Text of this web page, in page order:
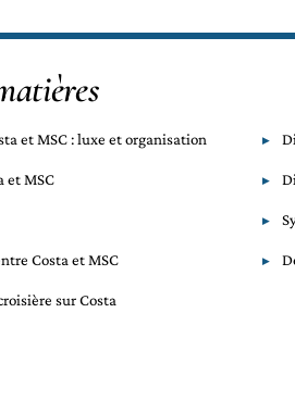
et MSC : luxe et organisation
et MSC
Costa et MSC
sur Costa